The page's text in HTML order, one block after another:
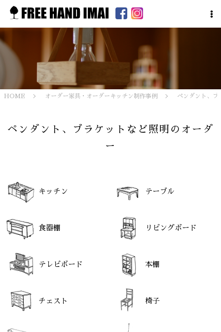
HOME オーダー家具・オーダーキッチン制作事例 ペンダント、ブ
ペンダント、ブラケットなど照明のオーダ
ー
キッチン テーブル
食器棚 リビングボード
テレビボード 本棚
チェスト 椅子